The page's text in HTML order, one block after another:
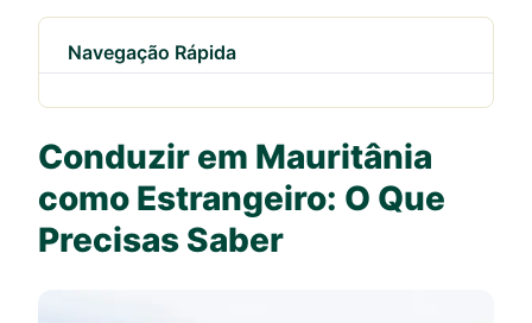
Navegação Rápida
Conduzir em Mauritânia
como Estrangeiro: O Que
Precisas Saber